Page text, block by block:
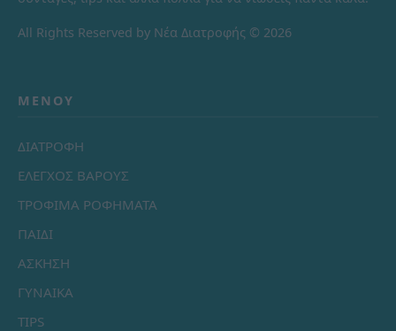
All Rights Reserved by Νέα Διατροφής © 2026
ΜΕΝΟΎ
ΔΙΑΤΡΟΦΗ
ΕΛΕΓΧΟΣ ΒΑΡΟΥΣ
ΤΡΟΦΙΜΑ ΡΟΦΗΜΑΤΑ
ΠΑΙΔΙ
ΑΣΚΗΣΗ
ΓΥΝΑΙΚΑ
TIPS